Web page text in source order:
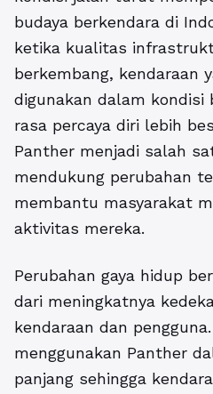
budaya berkendara di
ketika kualitas
berkembang, kendaraan
digunakan dalam kondisi
rasa percaya diri lebih
Panther menjadi salah
mendukung perubahan
membantu masyarakat
aktivitas mereka.
Perubahan gaya hidup
dari meningkatnya
kendaraan dan
menggunakan Panther
panjang sehingga